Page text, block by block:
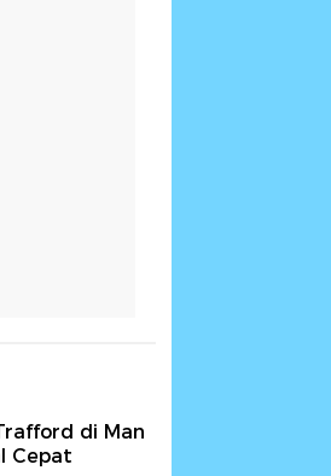
di Man
Cepat